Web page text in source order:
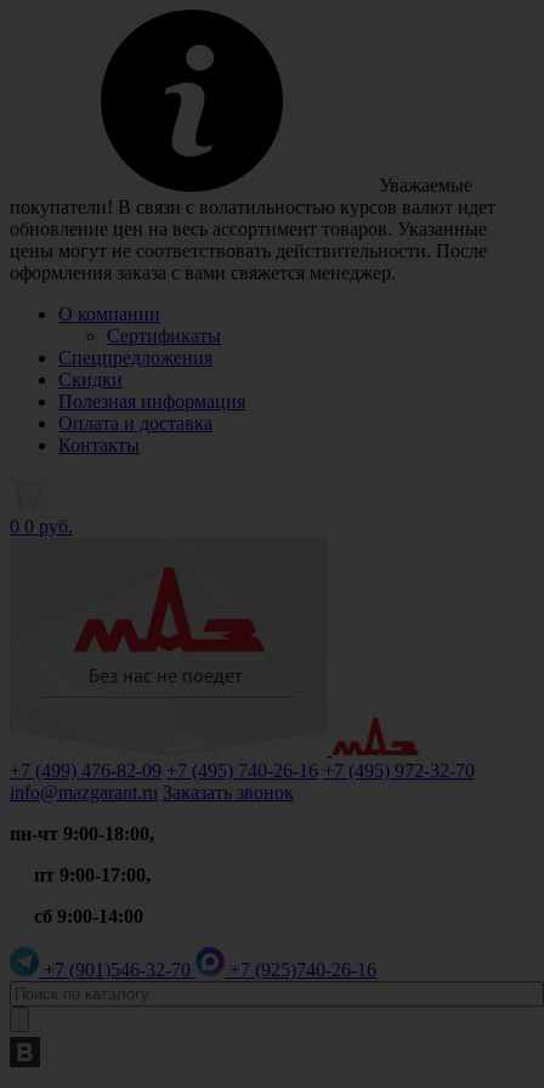
Уважаемые
покупатели! В связи с волатильностью курсов валют идет
обновление цен на весь ассортимент товаров. Указанные
цены могут не соответствовать действительности. После
оформления заказа с вами свяжется менеджер.
О компании
Сертификаты
Спецпредложения
Скидки
Полезная информация
Оплата и доставка
Контакты
0 0 руб.
+7 (499) 476-82-09 +7 (495) 740-26-16 +7 (495) 972-32-70
info@mazgarant.ru Заказать звонок
пн-чт 9:00-18:00,
пт 9:00-17:00,
сб 9:00-14:00
+7 (901)546-32-70 +7 (925)740-26-16